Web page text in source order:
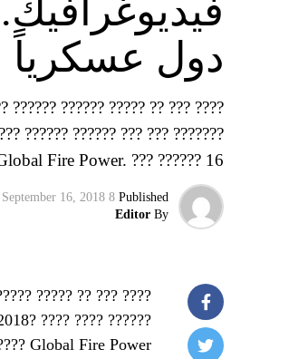
دول عسكرياً
?????? ?????? ??? ??? ???????
Fire Power. ??? ?????? 16 ??????…
Published
8 years ago
September 16, 2018
By
Editor
???? ???? ??????
Global Fire Power.